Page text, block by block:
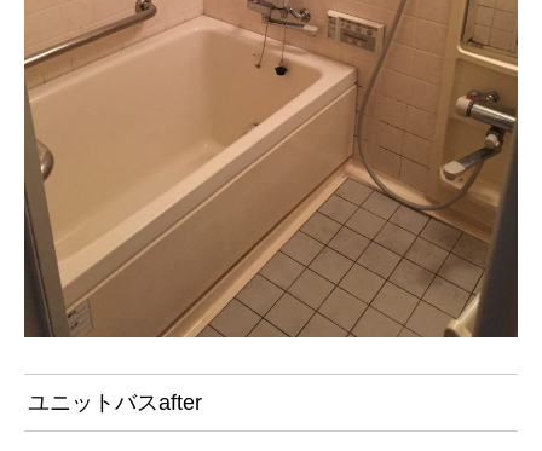
ユニットバスafter